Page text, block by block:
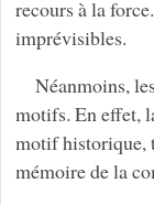
recours à la
imprévisibles.
Néanmoins,
motifs. En effet,
motif historique,
mémoire de la